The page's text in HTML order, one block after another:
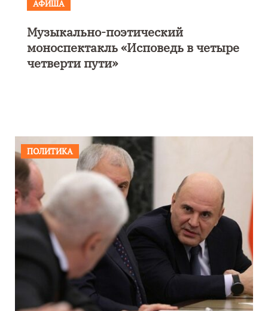
АФИША
Музыкально-поэтический
моноспектакль «Исповедь в четыре
четверти пути»
ПОЛИТИКА